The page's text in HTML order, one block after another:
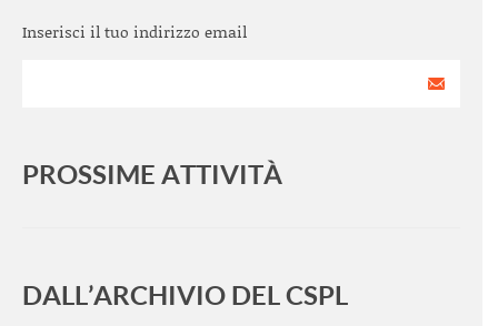
Inserisci il tuo indirizzo email
PROSSIME ATTIVITÀ
DALL’ARCHIVIO DEL CSPL